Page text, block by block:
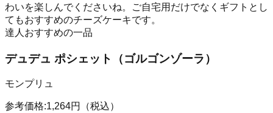
わいを楽しんでくださいね。ご自宅用だけでなくギフトとし
てもおすすめのチーズケーキです。
達人おすすめの一品
デュデュ ポシェット（ゴルゴンゾーラ）
モンプリュ
参考価格:1,264円
（税込）